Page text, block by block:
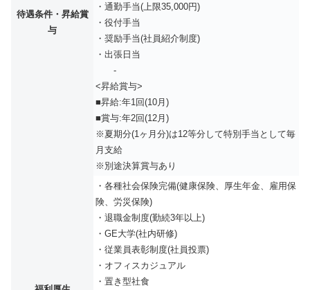
待遇条件・昇給賞
与
・通勤手当(上限35,000円)
・役付手当
・奨励手当(社員紹介制度)
・出張日当
-
<昇給賞与>
■昇給:年1回(10月)
■賞与:年2回(12月)
※夏期分(1ヶ月分)は12等分して特別手当として毎
月支給
※別途決算賞与あり
・各種社会保険完備(健康保険、厚生年金、雇用保
険、労災保険)
・退職金制度(勤続3年以上)
・GE大学(社内研修)
・従業員表彰制度(社員投票)
・オフィスカジュアル
・置き型社食